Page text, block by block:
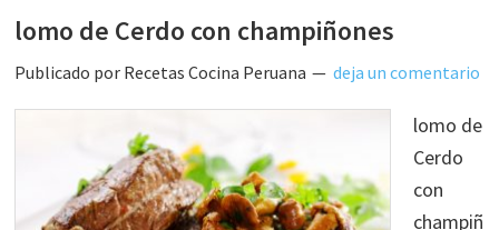
lomo de Cerdo con champiñones
Publicado por Recetas Cocina Peruana deja un comentario
lomo de
Cerdo
con
champiñ